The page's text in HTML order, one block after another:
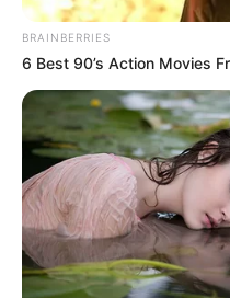
BRAINBERRIES
6 Best 90’s Action Movies